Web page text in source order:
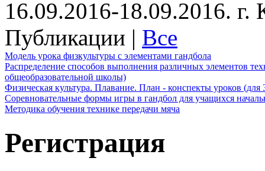
16.09.2016-18.09.2016.
Публикации | Все
Модель урока физкультуры с элементами гандбола
Распределение способов выполнения различных элементов
общеобразовательной школы)
Физическая культура. Плавание. План - конспекты уроков (для
Соревновательные формы игры в гандбол для учащихся
Методика обучения технике передачи мяча
Регистрация